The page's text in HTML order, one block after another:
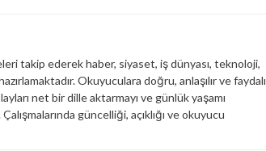
takip ederek haber, siyaset, iş dünyası, teknoloji,
Okuyuculara doğru, anlaşılır ve faydalı
net bir dille aktarmayı ve günlük yaşamı
güncelliği, açıklığı ve okuyucu